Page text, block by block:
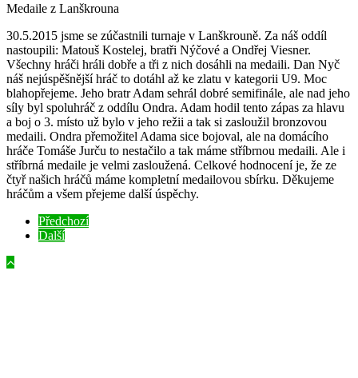
Medaile z Lanškrouna
30.5.2015 jsme se zúčastnili turnaje v Lanškrouně. Za náš oddíl
nastoupili: Matouš Kostelej, bratři Nýčové a Ondřej Viesner.
Všechny hráči hráli dobře a tři z nich dosáhli na medaili. Dan Nyč
náš nejúspěšnější hráč to dotáhl až ke zlatu v kategorii U9. Moc
blahopřejeme. Jeho bratr Adam sehrál dobré semifinále, ale nad jeho
síly byl spoluhráč z oddílu Ondra. Adam hodil tento zápas za hlavu
a boj o 3. místo už bylo v jeho režii a tak si zasloužil bronzovou
medaili. Ondra přemožitel Adama sice bojoval, ale na domácího
hráče Tomáše Jurču to nestačilo a tak máme stříbrnou medaili. Ale i
stříbrná medaile je velmi zasloužená. Celkové hodnocení je, že ze
čtyř našich hráčů máme kompletní medailovou sbírku. Děkujeme
hráčům a všem přejeme další úspěchy.
Předchozí
Další